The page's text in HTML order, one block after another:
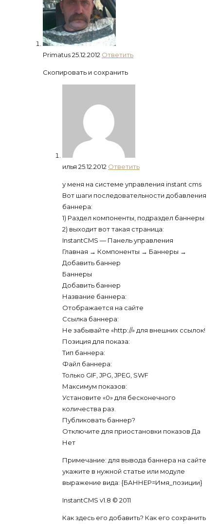
Primatus25.12.2012 Ответить
Скопировать и сохранить
илья 25.12.2012 Ответить
у меня на системе управления instant cms
Вот шаги последовательности добавления
баннера:
1) Раздел компоненты, подраздел баннеры
2) выходит вот такая страница:
InstantCMS — Панель управления
Главная → Компоненты → Баннеры →
Добавить баннер
Баннеры
Добавить баннер
Название баннера:
Отображается на сайте
Ссылка баннера:
Не забывайте «http://» для внешних ссылок!
Позиция для показа:
Тип баннера:
Файл баннера:
Только GIF, JPG, JPEG, SWF
Максимум показов:
Установите «0» для бесконечного
количества раз.
Публиковать баннер?
Отключите для приостановки показов Да
Нет
Примечание: для вывода баннера на сайте
укажите в нужной статье или модуле
выражение вида: {БАННЕР=Имя_позиции}
InstantCMS v1.8 © 2011
Как здесь его добавить? Как его сохранить